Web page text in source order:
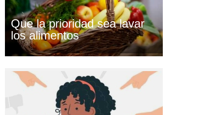
Que la prioridad sea lavar
los alimentos